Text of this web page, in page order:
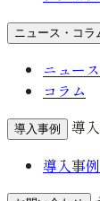
ニュース・コラ
ニュース
コラム
導入事例
導
導入事例